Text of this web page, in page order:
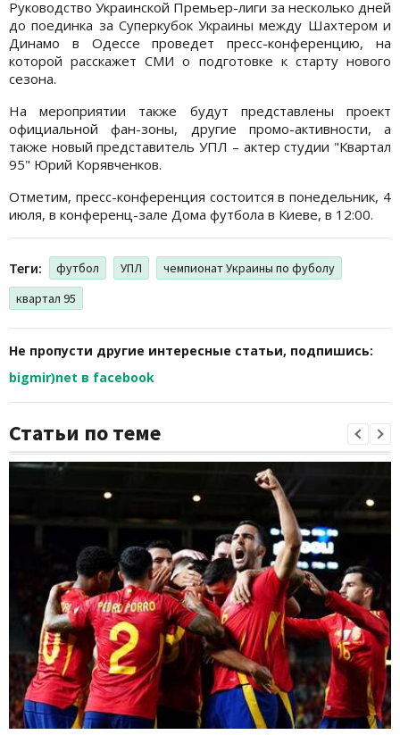
Руководство Украинской Премьер-лиги за несколько дней
до поединка за Суперкубок Украины между Шахтером и
Динамо в Одессе проведет пресс-конференцию, на
которой расскажет СМИ о подготовке к старту нового
сезона.
На мероприятии также будут представлены проект
официальной фан-зоны, другие промо-активности, а
также новый представитель УПЛ – актер студии "Квартал
95" Юрий Корявченков.
Отметим, пресс-конференция состоится в понедельник, 4
июля, в конференц-зале Дома футбола в Киеве, в 12:00.
Теги: футбол УПЛ
чемпионат Украины по фуболу
квартал 95
Не пропусти другие интересные статьи, подпишись:
bigmir)net в facebook
Статьи по теме